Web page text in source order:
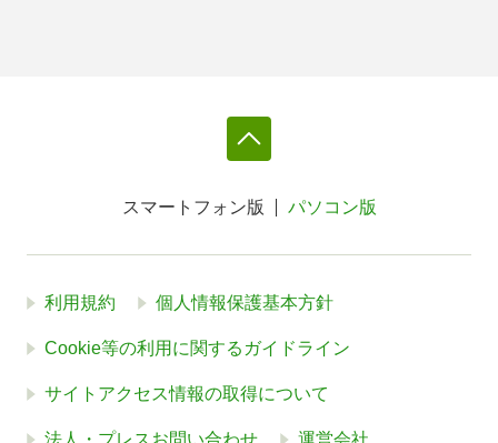
スマートフォン版 パソコン版
利用規約 個人情報保護基本方針
Cookie等の利用に関するガイドライン
サイトアクセス情報の取得について
法人・プレスお問い合わせ 運営会社